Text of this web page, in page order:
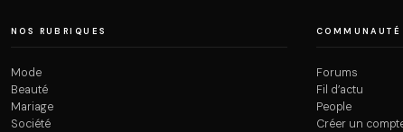
NOS RUBRIQUES
Mode
Beauté
Mariage
Société
COMMUNAUTÉ
Forums
Fil d’actu
People
Créer un